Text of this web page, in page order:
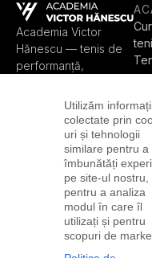
Academia Victor
Hănescu — tenis de
performanță,
copii, juniori, adulți și
Padel Club, în
București.
a
tenis
© 2026 Academia Victor
Utilizăm
colectate prin
uri și tehnologii
similare pentru a
îmbunătăți
pe site-ul nostru,
pentru a analiza
modul în care îl
utilizați și pentru
scopuri de